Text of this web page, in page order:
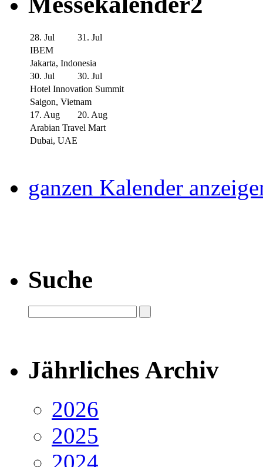
28. Jul
31. Jul
IBEM
Jakarta, Indonesia
30. Jul
30. Jul
Hotel Innovation Summit
Saigon, Vietnam
17. Aug
20. Aug
Arabian Travel Mart
Dubai, UAE
ganzen Kalender
Suche
Jährliches Archiv
2026
2025